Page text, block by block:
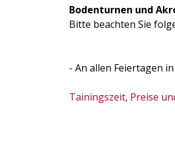
Bodenturnen und
Bitte beachten Sie
- An allen Feiertagen
Tainingszeit, Preise